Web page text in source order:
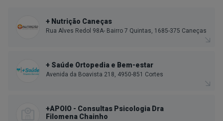
+ Nutrição Caneças
Rua Alves Redol 98A- Bairro 7 Quintas, 1685-375 Caneças
+ Saúde Ortopedia e Bem-estar
Avenida da Boavista 218, 4950-851 Cortes
+APOIO - Consultas Psicologia Dra
Filomena Chainho